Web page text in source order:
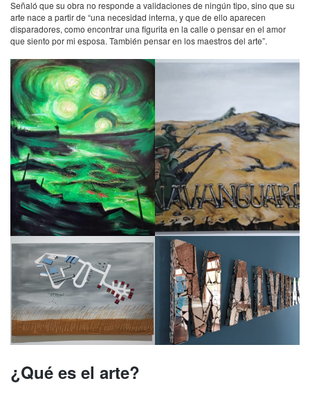
Señaló que su obra no responde a validaciones de ningún tipo, sino que su
arte nace a partir de “una necesidad interna, y que de ello aparecen
disparadores, como encontrar una figurita en la calle o pensar en el amor
que siento por mi esposa. También pensar en los maestros del arte”.
¿Qué es el arte?